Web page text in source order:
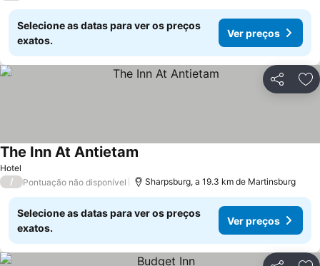
Selecione as datas para ver os preços
exatos.
Ver preços
Partilhar
Hotel
The Inn At Antietam
/ Pontuação não disponível Sharpsburg, a 19.3 km de Martinsburg
Selecione as datas para ver os preços
exatos.
Ver preços